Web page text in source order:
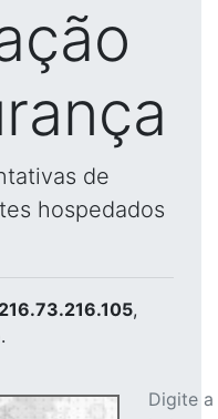
de
hospedados
216.73.216.105,
Digite